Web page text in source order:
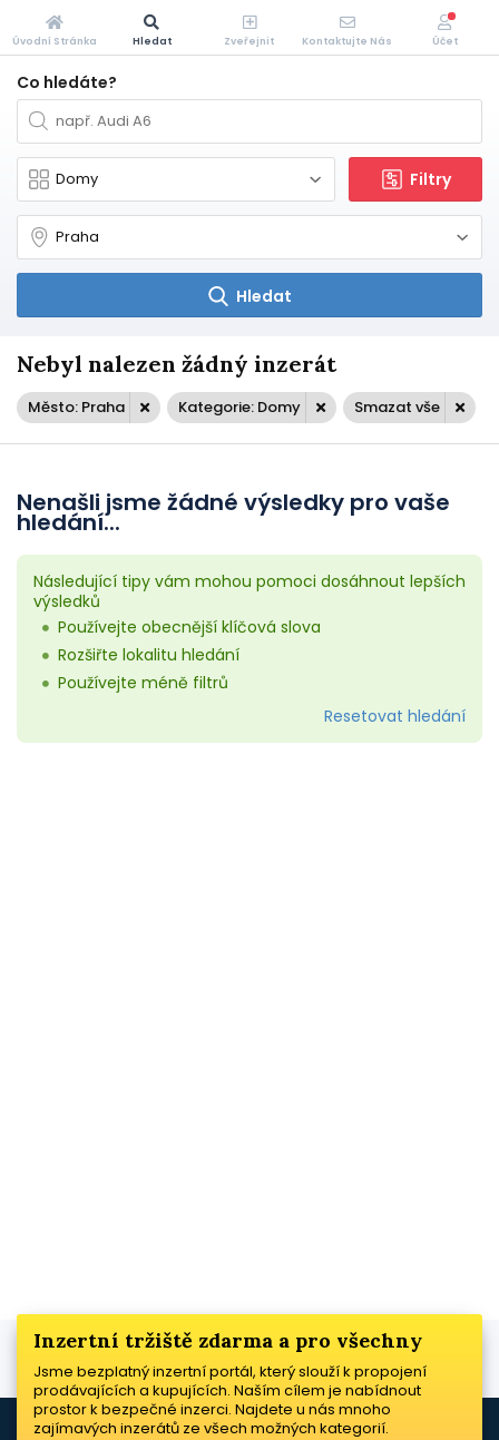
Co hledáte?
Filtry
Hledat
Nebyl nalezen žádný inzerát
Město: Praha Kategorie: Domy Smazat vše
Nenašli jsme žádné výsledky pro vaše
hledání...
Následující tipy vám mohou pomoci dosáhnout lepších
výsledků
Používejte obecnější klíčová slova
Rozšiřte lokalitu hledání
Používejte méně filtrů
Resetovat hledání
Inzertní tržiště zdarma a pro všechny
Jsme bezplatný inzertní portál, který slouží k propojení
prodávajících a kupujících. Naším cílem je nabídnout
prostor k bezpečné inzerci. Najdete u nás mnoho
zajímavých inzerátů ze všech možných kategorií.
Úvodní Stránka Hledat Zveřejnit Kontaktujte Nás Účet